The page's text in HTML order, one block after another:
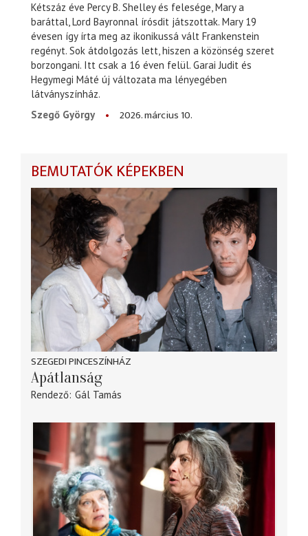
Kétszáz éve Percy B. Shelley és felesége, Mary a
baráttal, Lord Bayronnal írósdit játszottak. Mary 19
évesen így írta meg az ikonikussá vált Frankenstein
regényt. Sok átdolgozás lett, hiszen a közönség szeret
borzongani. Itt csak a 16 éven felül. Garai Judit és
Hegymegi Máté új változata ma lényegében
látványszínház.
Szegő György
2026. március 10.
BEMUTATÓK KÉPEKBEN
SZEGEDI PINCESZÍNHÁZ
Apátlanság
Rendező Gál Tamás